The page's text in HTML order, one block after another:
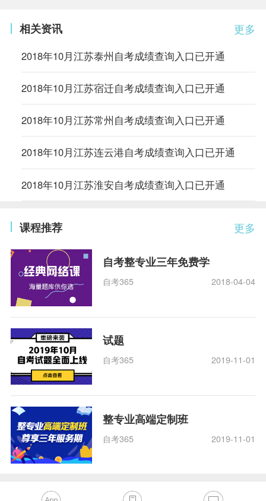
更多
相关资讯
2018年10月江苏泰州自考成绩查询入口已开通
2018年10月江苏宿迁自考成绩查询入口已开通
2018年10月江苏常州自考成绩查询入口已开通
2018年10月江苏连云港自考成绩查询入口已开通
2018年10月江苏淮安自考成绩查询入口已开通
更多
课程推荐
自考整专业三年免费学
自考365 2018-04-04
试题
自考365 2019-11-01
整专业高端定制班
自考365 2019-11-01